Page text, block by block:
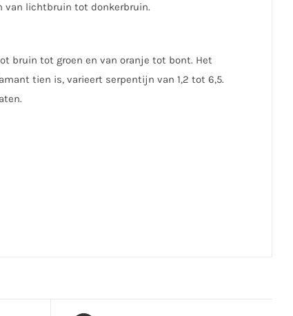
van lichtbruin tot donkerbruin.
bruin tot groen en van oranje tot bont. Het
tien is, varieert serpentijn van 1,2 tot 6,5.